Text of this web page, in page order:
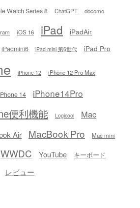
Watch Series 8 ChatGPT docomo
iOS 16 iPad iPadAir
iPadmini6 iPad mini 第6世代 iPad Pro
iPhone 12 iPhone 12 Pro Max
14 iPhone14Pro
便利機能 Logicool Mac
Air MacBook Pro Mac mini
WWDC YouTube キーボード
レビュー